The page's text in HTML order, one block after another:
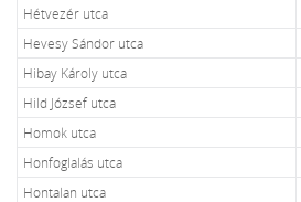
Hétvezér utca
Hevesy Sándor utca
Hibay Károly utca
Hild József utca
Homok utca
Honfoglalás utca
Hontalan utca